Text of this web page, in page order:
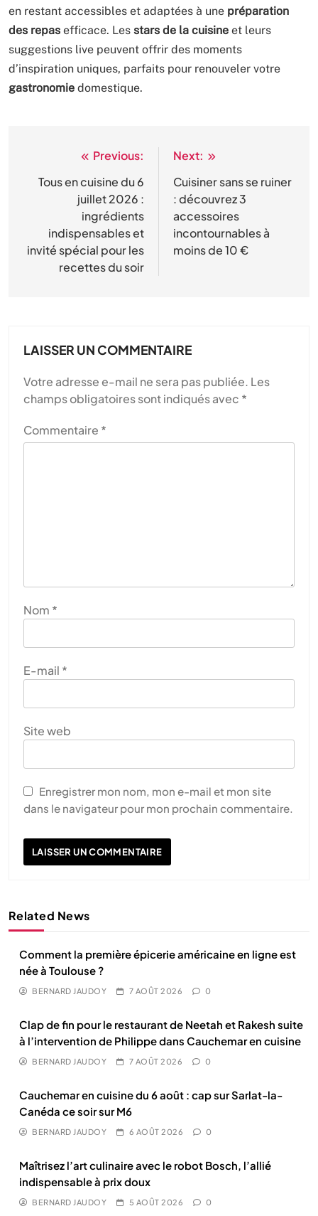
en restant accessibles et adaptées à une préparation
des repas efficace. Les stars de la cuisine et leurs
suggestions live peuvent offrir des moments
d’inspiration uniques, parfaits pour renouveler votre
gastronomie domestique.
Navigation
de
l’article
Previous:
Tous en cuisine du 6
juillet 2026 :
ingrédients
indispensables et
invité spécial pour les
recettes du soir
Next:
Cuisiner sans se ruiner
: découvrez 3
accessoires
incontournables à
moins de 10 €
LAISSER UN COMMENTAIRE
Votre adresse e-mail ne sera pas publiée. Les
champs obligatoires sont indiqués avec *
Commentaire *
Nom *
E-mail *
Site web
Enregistrer mon nom, mon e-mail et mon site
dans le navigateur pour mon prochain commentaire.
Related News
Comment la première épicerie américaine en ligne est
née à Toulouse ?
BERNARD JAUDOY 7 AOÛT 2026 0
Clap de fin pour le restaurant de Neetah et Rakesh suite
à l’intervention de Philippe dans Cauchemar en cuisine
BERNARD JAUDOY 7 AOÛT 2026 0
Cauchemar en cuisine du 6 août : cap sur Sarlat-la-
Canéda ce soir sur M6
BERNARD JAUDOY 6 AOÛT 2026 0
Maîtrisez l’art culinaire avec le robot Bosch, l’allié
indispensable à prix doux
BERNARD JAUDOY 5 AOÛT 2026 0